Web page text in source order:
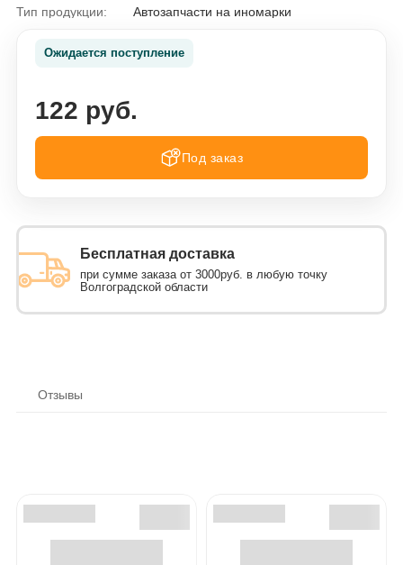
Тип продукции: Автозапчасти на иномарки
Ожидается поступление
122 руб.
Под заказ
Бесплатная доставка
при сумме заказа от 3000руб. в любую точку
Волгоградской области
Отзывы